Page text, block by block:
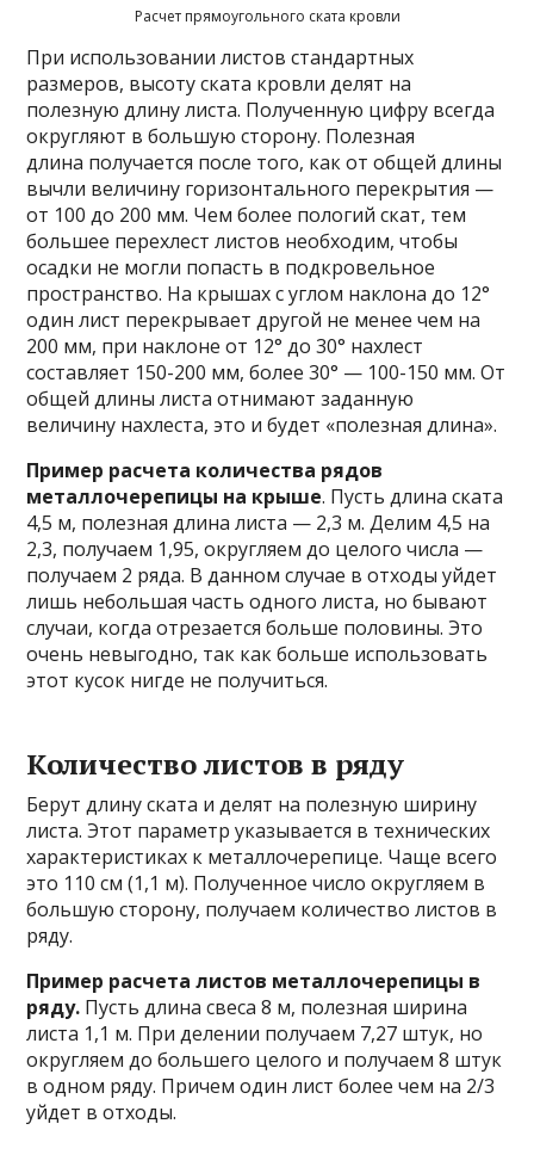
Расчет прямоугольного ската кровли
При использовании листов стандартных
размеров, высоту ската кровли делят на
полезную длину листа. Полученную цифру всегда
округляют в большую сторону. Полезная
длина получается после того, как от общей длины
вычли величину горизонтального перекрытия —
от 100 до 200 мм. Чем более пологий скат, тем
большее перехлест листов необходим, чтобы
осадки не могли попасть в подкровельное
пространство. На крышах с углом наклона до 12°
один лист перекрывает другой не менее чем на
200 мм, при наклоне от 12° до 30° нахлест
составляет 150-200 мм, более 30° — 100-150 мм. От
общей длины листа отнимают заданную
величину нахлеста, это и будет «полезная длина».
Пример расчета количества рядов
металлочерепицы на крыше. Пусть длина ската
4,5 м, полезная длина листа — 2,3 м. Делим 4,5 на
2,3, получаем 1,95, округляем до целого числа —
получаем 2 ряда. В данном случае в отходы уйдет
лишь небольшая часть одного листа, но бывают
случаи, когда отрезается больше половины. Это
очень невыгодно, так как больше использовать
этот кусок нигде не получиться.
Количество листов в ряду
Берут длину ската и делят на полезную ширину
листа. Этот параметр указывается в технических
характеристиках к металлочерепице. Чаще всего
это 110 см (1,1 м). Полученное число округляем в
большую сторону, получаем количество листов в
ряду.
Пример расчета листов металлочерепицы в
ряду. Пусть длина свеса 8 м, полезная ширина
листа 1,1 м. При делении получаем 7,27 штук, но
округляем до большего целого и получаем 8 штук
в одном ряду. Причем один лист более чем на 2/3
уйдет в отходы.